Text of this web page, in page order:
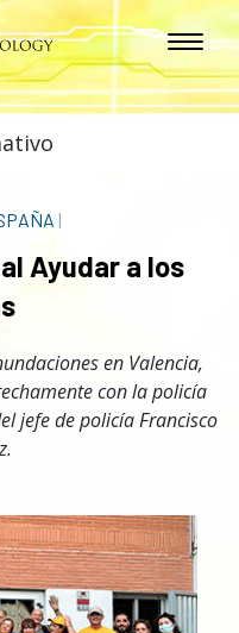
|
Ayudar a los
en Valencia,
con la policía
jefe de policía Francisco